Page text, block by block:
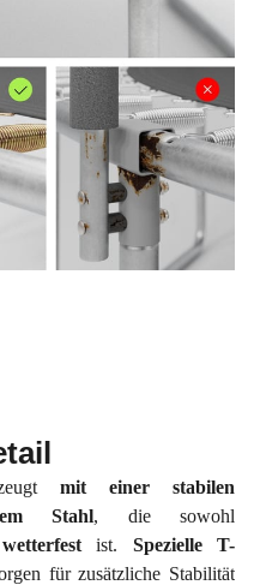
mit einer stabilen
Stahl, die sowohl
wetterfestist. Spezielle T-
für zusätzliche Stabilität